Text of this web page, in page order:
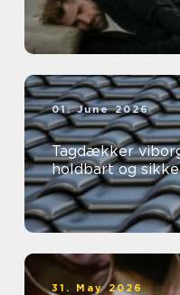
01. June 2026
Tagdækker viborg sådan får
holdbart og
31. May 2026